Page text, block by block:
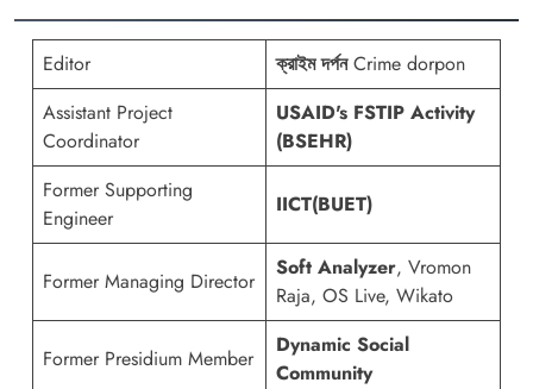
Editor ক্রাইম দর্পনCrime dorpon
Assistant Project
Coordinator
USAID's FSTIP Activity
(BSEHR)
Former Supporting
Engineer
IICT(BUET)
Former Managing Director
Soft Analyzer, Vromon
Raja, OS Live, Wikato
Former Presidium Member
Dynamic Social
Community